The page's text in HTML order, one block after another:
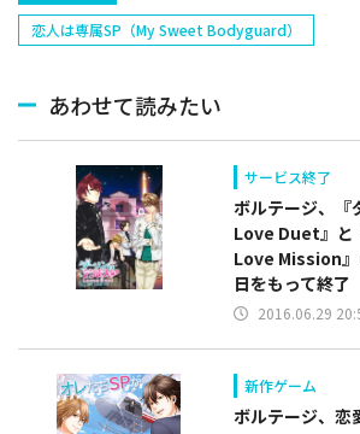
恋人は専属SP（My Sweet Bodyguard）
あわせて読みたい
サービス終了
ボルテージ、『
Love Duet』と
Love Mission
日をもって終了
2016.06.29
新作ゲーム
ボルテージ、恋